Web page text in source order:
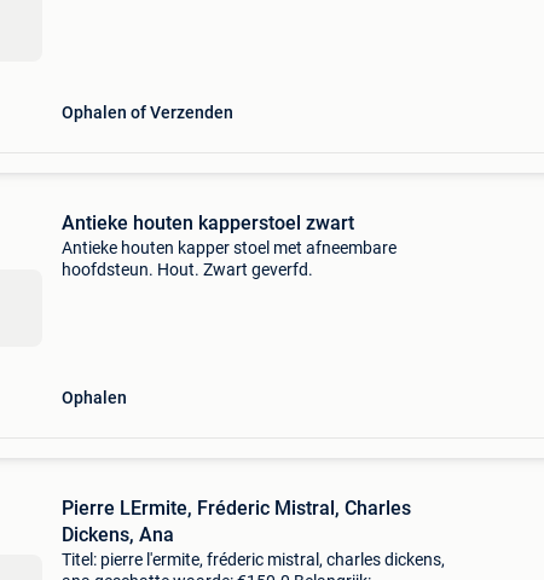
Ophalen of Verzenden
Antieke houten kapperstoel zwart
Antieke houten kapper stoel met afneembare
hoofdsteun. Hout. Zwart geverfd.
Ophalen
Pierre LErmite, Fréderic Mistral, Charles
Dickens, Ana
Titel: pierre l'ermite, fréderic mistral, charles dickens,